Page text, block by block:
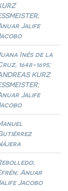
;
Jalife
Inés de la
1648-1695;
KURZ
;
Jalife
; Anuar
Jacobo